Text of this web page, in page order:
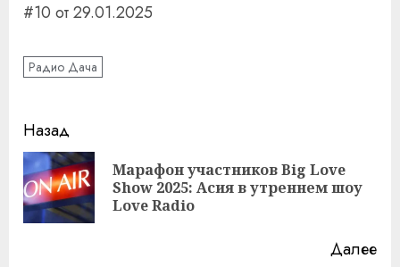
#10 от 29.01.2025
Радио Дача
Навигация
записи
Назад
Марафон участников Big Love
Show 2025: Асия в утреннем шоу
Love Radio
Далее